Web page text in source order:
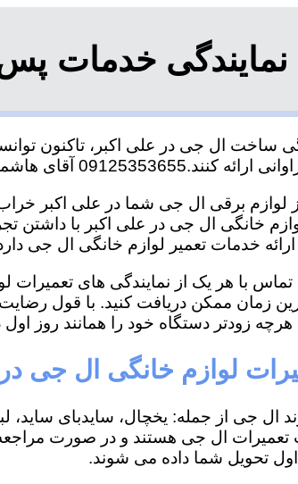
نمایندگی خدمات
ساخت ال جی در علی اکبر، تاکنون
آقای هاشمی
لوازم برقی ال جی شما در علی اکبر
خانگی ال جی در علی اکبر با داشتن
ارائه خدمات تعمیر لوازم خانگی ال جی
تماس با هر یک از نمایندگی های
زمان ممکن دریافت کنید. با قول
هرچه زودتر دستگاه خود را همانند روز اول
لوازم خانگی ال جی
ال جی از جمله: یخچال، سایدبای
ال جی هستند و در صورت مراجعه
اول تحویل شما داده می شوند.